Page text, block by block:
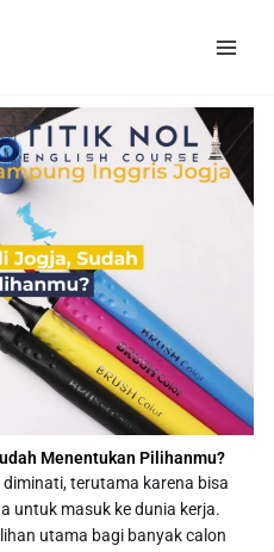
Menentukan Pilihanmu?
diminati, terutama karena bisa
untuk masuk ke dunia kerja.
utama bagi banyak calon